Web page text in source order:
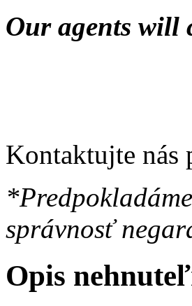
Our agents will
Kontaktujte nás
správnosť
Opis